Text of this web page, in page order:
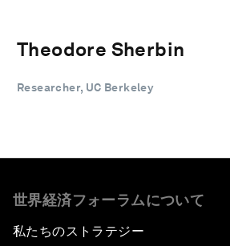
Theodore Sherbin
Researcher, UC Berkeley
世界経済フォーラムについて
私たちのストラテジー